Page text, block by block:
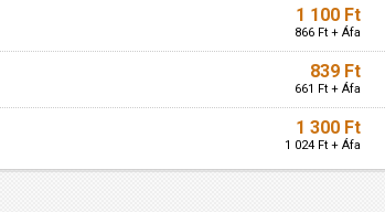
1 100 Ft
866 Ft + Áfa
839 Ft
661 Ft + Áfa
1 300 Ft
1 024 Ft + Áfa